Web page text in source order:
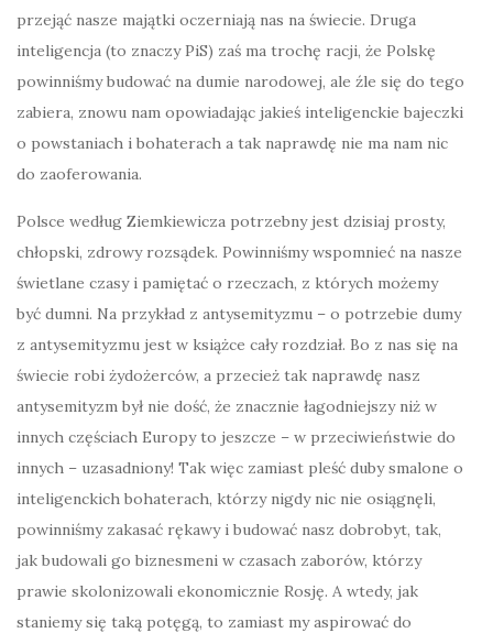
przejąć nasze majątki oczerniają nas na świecie. Druga
inteligencja (to znaczy PiS) zaś ma trochę racji, że Polskę
powinniśmy budować na dumie narodowej, ale źle się do tego
zabiera, znowu nam opowiadając jakieś inteligenckie bajeczki
o powstaniach i bohaterach a tak naprawdę nie ma nam nic
do zaoferowania.
Polsce według Ziemkiewicza potrzebny jest dzisiaj prosty,
chłopski, zdrowy rozsądek. Powinniśmy wspomnieć na nasze
świetlane czasy i pamiętać o rzeczach, z których możemy
być dumni. Na przykład z antysemityzmu – o potrzebie dumy
z antysemityzmu jest w książce cały rozdział. Bo z nas się na
świecie robi żydożerców, a przecież tak naprawdę nasz
antysemityzm był nie dość, że znacznie łagodniejszy niż w
innych częściach Europy to jeszcze – w przeciwieństwie do
innych – uzasadniony! Tak więc zamiast pleść duby smalone o
inteligenckich bohaterach, którzy nigdy nic nie osiągnęli,
powinniśmy zakasać rękawy i budować nasz dobrobyt, tak,
jak budowali go biznesmeni w czasach zaborów, którzy
prawie skolonizowali ekonomicznie Rosję. A wtedy, jak
staniemy się taką potęgą, to zamiast my aspirować do